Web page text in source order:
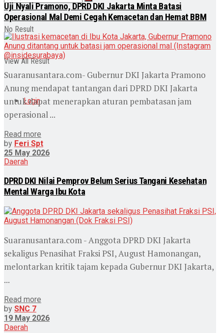
No Result
View All Result
Login
Uji Nyali Pramono, DPRD DKI Jakarta Minta Batasi
Operasional Mal Demi Cegah Kemacetan dan Hemat BBM
Suaranusantara.com- Gubernur DKI Jakarta Pramono
Anung mendapat tantangan dari DPRD DKI Jakarta
untuk dapat menerapkan aturan pembatasan jam
operasional ...
Read more
by Feri Spt
25 May 2026
Daerah
DPRD DKI Nilai Pemprov Belum Serius Tangani Kesehatan
Mental Warga Ibu Kota
Suaranusantara.com - Anggota DPRD DKI Jakarta
sekaligus Penasihat Fraksi PSI, August Hamonangan,
melontarkan kritik tajam kepada Gubernur DKI Jakarta,
...
Read more
by SNC 7
19 May 2026
Daerah